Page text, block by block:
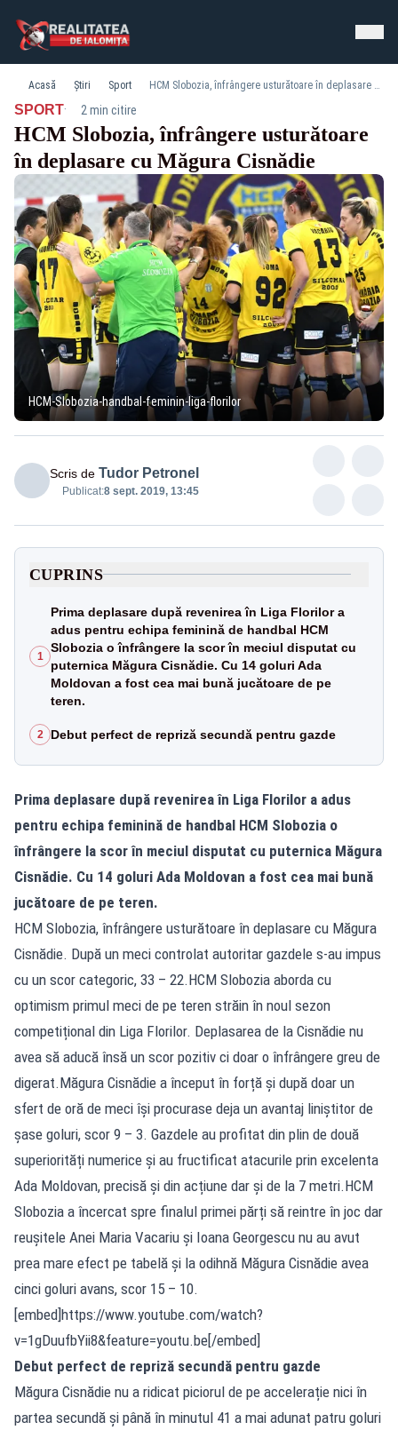
Acasă Știri Sport HCM Slobozia, înfrângere usturătoare în deplasare cu Măgura Cisnădie
SPORT· 2 min citire
HCM Slobozia, înfrângere usturătoare
în deplasare cu Măgura Cisnădie
HCM-Slobozia-handbal-feminin-liga-florilor
Scris de Tudor Petronel
Publicat:8 sept. 2019, 13:45
CUPRINS
1
Prima deplasare după revenirea în Liga Florilor a
adus pentru echipa feminină de handbal HCM
Slobozia o înfrângere la scor în meciul disputat cu
puternica Măgura Cisnădie. Cu 14 goluri Ada
Moldovan a fost cea mai bună jucătoare de pe
teren.
2 Debut perfect de repriză secundă pentru gazde
Prima deplasare după revenirea în Liga Florilor a adus
pentru echipa feminină de handbal HCM Slobozia o
înfrângere la scor în meciul disputat cu puternica Măgura
Cisnădie. Cu 14 goluri Ada Moldovan a fost cea mai bună
jucătoare de pe teren.
HCM Slobozia, înfrângere usturătoare în deplasare cu Măgura
Cisnădie. După un meci controlat autoritar gazdele s-au impus
cu un scor categoric, 33 – 22.HCM Slobozia aborda cu
optimism primul meci de pe teren străin în noul sezon
competițional din Liga Florilor. Deplasarea de la Cisnădie nu
avea să aducă însă un scor pozitiv ci doar o înfrângere greu de
digerat.Măgura Cisnădie a început în forță și după doar un
sfert de oră de meci își procurase deja un avantaj liniștitor de
șase goluri, scor 9 – 3. Gazdele au profitat din plin de două
superiorități numerice și au fructificat atacurile prin excelenta
Ada Moldovan, precisă și din acțiune dar și de la 7 metri.HCM
Slobozia a încercat spre finalul primei părți să reintre în joc dar
reușitele Anei Maria Vacariu și Ioana Georgescu nu au avut
prea mare efect pe tabelă și la odihnă Măgura Cisnădie avea
cinci goluri avans, scor 15 – 10.
[embed]https://www.youtube.com/watch?
v=1gDuufbYii8&feature=youtu.be[/embed]
Debut perfect de repriză secundă pentru gazde
Măgura Cisnădie nu a ridicat piciorul de pe accelerație nici în
partea secundă și până în minutul 41 a mai adunat patru goluri